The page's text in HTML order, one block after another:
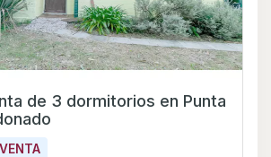
3 dormitorios en Punta
VENTA